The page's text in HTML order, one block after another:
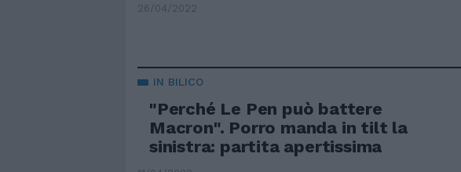
26/04/2022
IN BILICO
"Perché Le Pen può battere
Macron". Porro manda in tilt la
sinistra: partita apertissima